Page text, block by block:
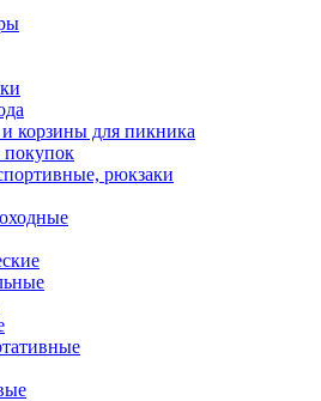
корзины для пикника
рюкзаки